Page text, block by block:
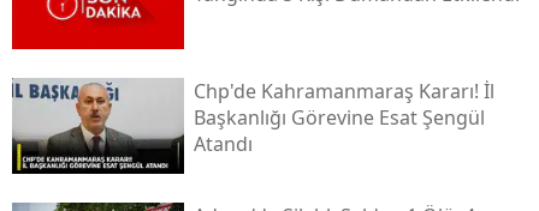
Chp'de Kahramanmaraş Kararı! İl
Başkanlığı Görevine Esat Şengül
Atandı